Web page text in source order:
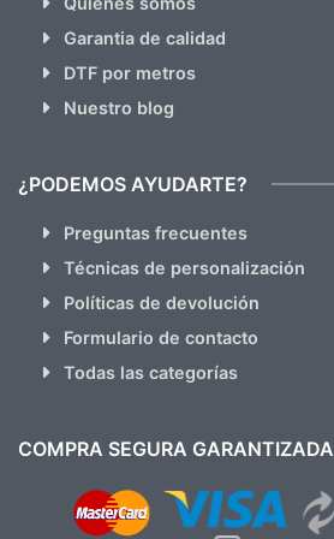
Garantia de calidad
DTF por metros
Nuestro blog
¿PODEMOS AYUDARTE?
Preguntas frecuentes
Técnicas de personalización
Políticas de devolución
Formulario de contacto
Todas las categorías
COMPRA SEGURA GARANTIZADA